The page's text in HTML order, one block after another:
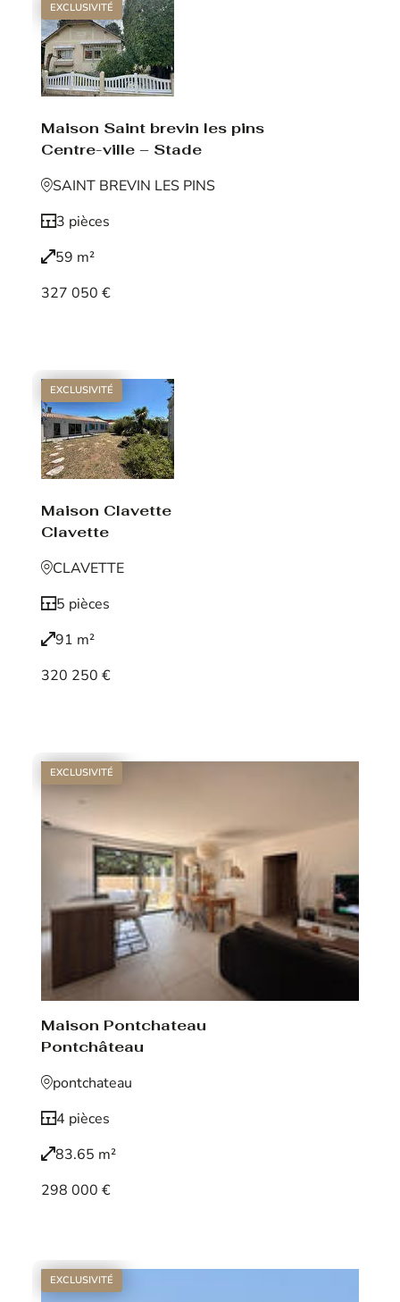
EXCLUSIVITÉ
Maison Saint brevin les pins
Centre-ville – Stade
SAINT BREVIN LES PINS
3 pièces
59 m²
327 050 €
EXCLUSIVITÉ
Maison Clavette
Clavette
CLAVETTE
5 pièces
91 m²
320 250 €
EXCLUSIVITÉ
Maison Pontchateau
Pontchâteau
pontchateau
4 pièces
83.65 m²
298 000 €
EXCLUSIVITÉ